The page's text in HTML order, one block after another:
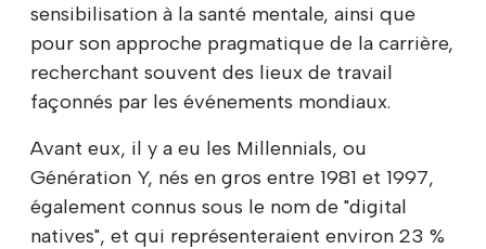
sensibilisation à la santé mentale, ainsi que
pour son approche pragmatique de la carrière,
recherchant souvent des lieux de travail
façonnés par les événements mondiaux.
Avant eux, il y a eu les Millennials, ou
Génération Y, nés en gros entre 1981 et 1997,
également connus sous le nom de "digital
natives", et qui représenteraient environ 23 %